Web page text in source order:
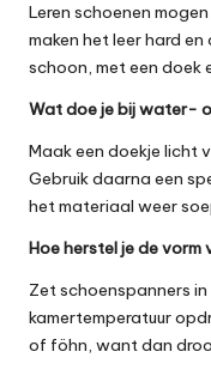
Leren schoenen
maken het leer hard
schoon, met een doek
Wat doe je bij water-
Maak een doekje licht
Gebruik daarna een
het materiaal weer
Hoe herstel je de vorm
Zet schoenspanners
kamertemperatuur
of föhn, want dan